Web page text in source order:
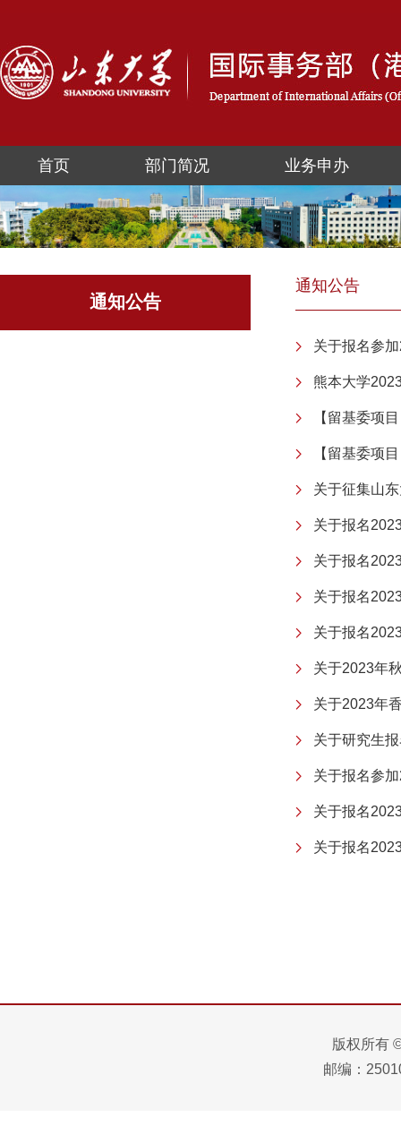
首页 部门简况 业务申办
通知公告
通知公告
关于报名参
熊本大学
【留基委项
【留基委项
关于征集山
关于报名
关于报名
关于报名
关于报名
关于2023年
关于2023年
关于研究生
关于报名参
关于报名
关于报名
版权所有
邮编：